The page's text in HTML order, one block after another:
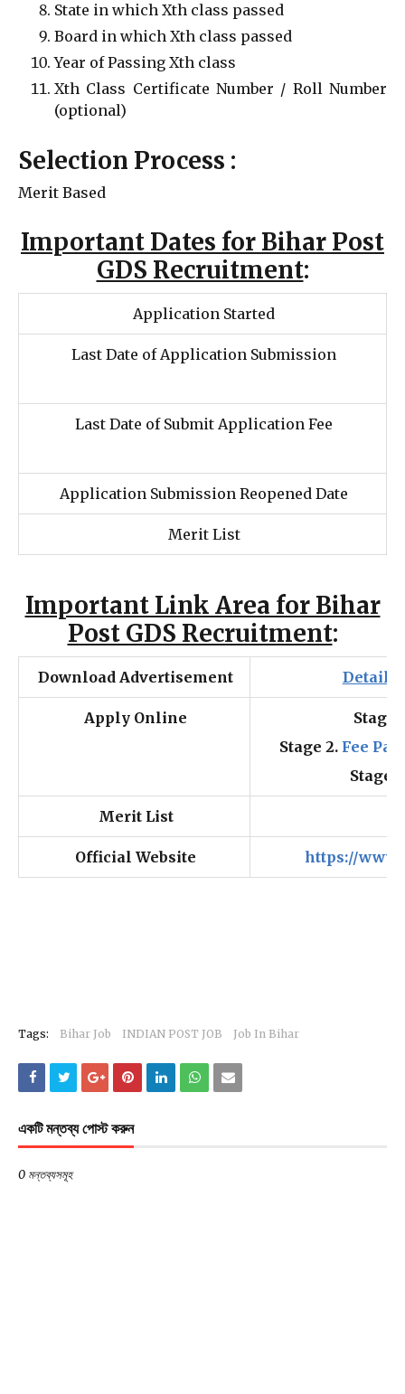
State in which Xth class passed
Board in which Xth class passed
Year of Passing Xth class
Xth Class Certificate Number / Roll Number
(optional)
Selection Process :
Merit Based
Important Dates for Bihar Post
GDS Recruitment:
Application Started
Last Date of Application Submission
Last Date of Submit Application Fee
Application Submission Reopened Date
Merit List
Important Link Area for Bihar
Post GDS Recruitment:
Download Advertisement
Apply Online
Stage
Stage 2. Fee
Stage
Merit List
Official Website https://
Tags: Bihar Job INDIAN POST JOB Job In Bihar
একটি মন্তব্য পোস্ট করুন
0 মন্তব্যসমূহ